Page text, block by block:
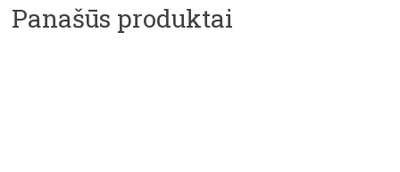
Panašūs produktai